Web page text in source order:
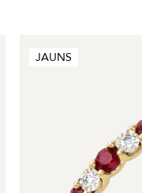
JAUNS